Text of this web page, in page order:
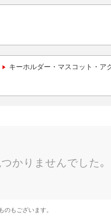
キーホルダー・マスコット・ア